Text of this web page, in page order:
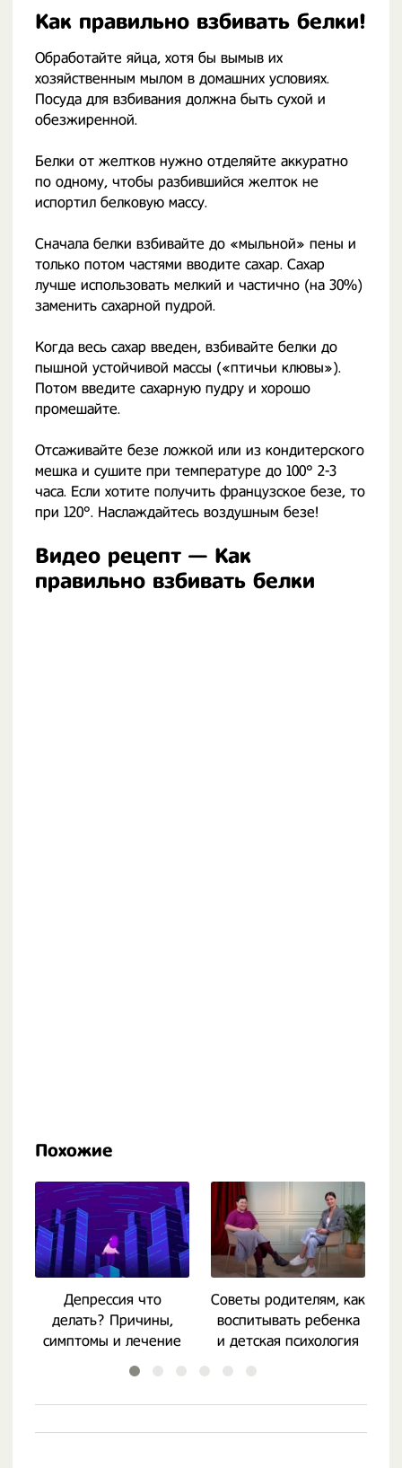
Как правильно взбивать белки!
Обработайте яйца, хотя бы вымыв их
хозяйственным мылом в домашних условиях.
Посуда для взбивания должна быть сухой и
обезжиренной.
Белки от желтков нужно отделяйте аккуратно
по одному, чтобы разбившийся желток не
испортил белковую массу.
Сначала белки взбивайте до «мыльной» пены и
только потом частями вводите сахар. Сахар
лучше использовать мелкий и частично (на 30%)
заменить сахарной пудрой.
Когда весь сахар введен, взбивайте белки до
пышной устойчивой массы («птичьи клювы»).
Потом введите сахарную пудру и хорошо
промешайте.
Отсаживайте безе ложкой или из кондитерского
мешка и сушите при температуре до 100° 2-3
часа. Если хотите получить французское безе, то
при 120°. Наслаждайтесь воздушным безе!
Видео рецепт — Как
правильно взбивать белки
Похожие
Депрессия что
делать? Причины,
симптомы и лечение
Советы родителям, как
воспитывать ребенка
и детская психология